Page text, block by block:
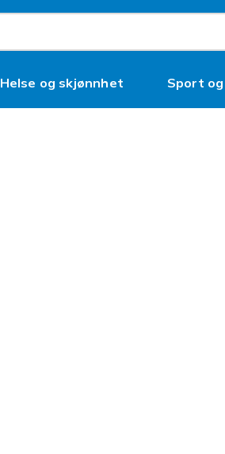
Helse og skjønnhet Sport